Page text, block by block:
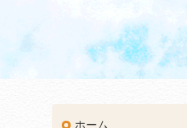
ホーム